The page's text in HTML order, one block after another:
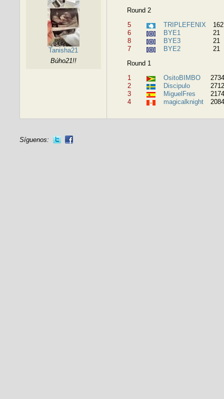
Tanisha21
Búho21!!
Round 2
5
TRIPLEFENIX
6
BYE1
21
8
BYE3
21
7
BYE2
21
Round 1
1
OsitoBIMBO
2734
2
Discipulo
2712
3
MiguelFres
2174
4
magicalknight 2084
Síguenos: